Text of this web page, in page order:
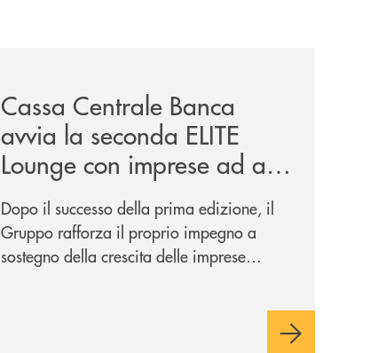
Cassa Centrale Banca
avvia la seconda ELITE
Lounge con imprese ad alto
potenziale
Dopo il successo della prima edizione, il
Gruppo rafforza il proprio impegno a
sostegno della crescita delle imprese